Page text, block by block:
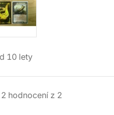
10 lety
2 hodnocení z 2